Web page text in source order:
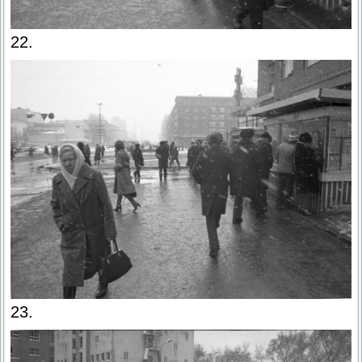
22.
23.